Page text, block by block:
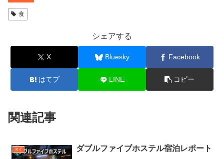
食
シェアする
X Bluesky Facebook
はてブ LINE コピー
関連記事
タイ ダブルファイブホステル宿泊レポート